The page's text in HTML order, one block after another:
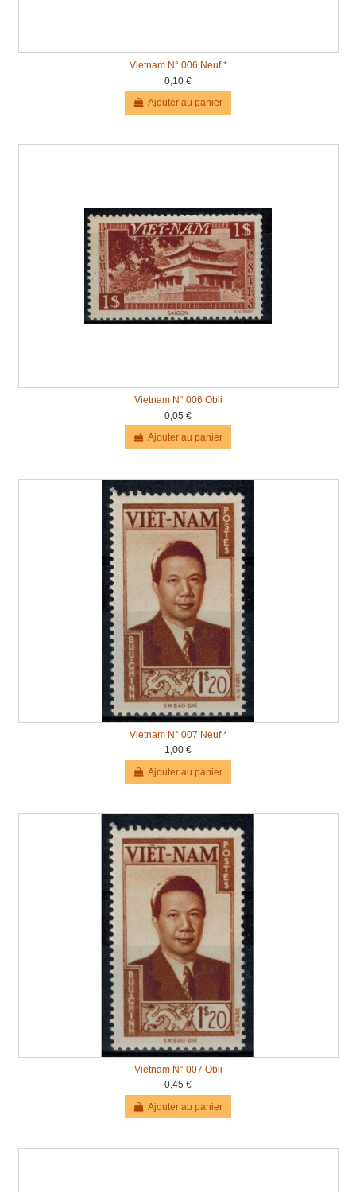
Vietnam N° 006 Neuf *
0,10 €
Ajouter au panier
Vietnam N° 006 Obli
0,05 €
Ajouter au panier
Vietnam N° 007 Neuf *
1,00 €
Ajouter au panier
Vietnam N° 007 Obli
0,45 €
Ajouter au panier